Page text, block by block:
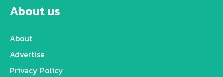
About us
About
Advertise
Privacy Policy